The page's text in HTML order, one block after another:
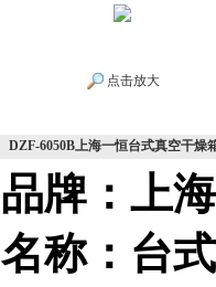
点击放大
DZF-6050B上海一恒台式真空干燥
品牌：上
名称： 台